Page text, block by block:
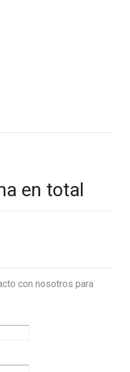
en total
con nosotros para